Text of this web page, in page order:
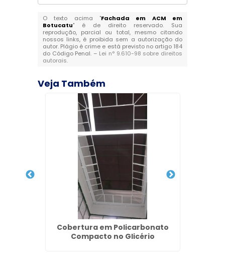
O texto acima "Fachada em ACM em
Botucatu" é de direito reservado. Sua
reprodução, parcial ou total, mesmo citando
nossos links, é proibida sem a autorização do
autor. Plágio é crime e está previsto no artigo 184
do Código Penal. – Lei n° 9.610-98 sobre direitos
autorais.
Veja Também
Cobertura em Policarbonato
Compacto no Glicério